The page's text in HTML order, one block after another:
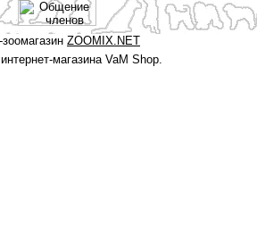
ZOOMIX.NET
магазина VaM Shop.